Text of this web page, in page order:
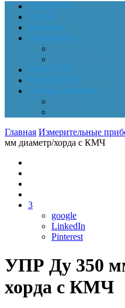
ГЛАВНАЯ
О НАС
Магазин
Документы
НОВОСТИ
КОНТАКТЫ
Личный кабинет
Главная Измерительные
мм диаметр/хорда с КМЧ
3
google
LinkedIn
Pinterest
УПР Ду 350
хорда с КМЧ